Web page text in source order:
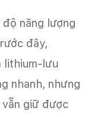
năng lượng
đây,
lithium-lưu
nhanh, nhưng
giữ được